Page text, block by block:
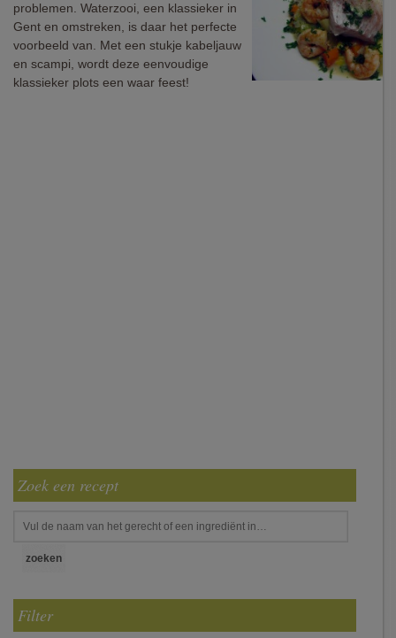
problemen. Waterzooi, een klassieker in
Gent en omstreken, is daar het perfecte
voorbeeld van. Met een stukje kabeljauw
en scampi, wordt deze eenvoudige
klassieker plots een waar feest!
Zoek een recept
Filter